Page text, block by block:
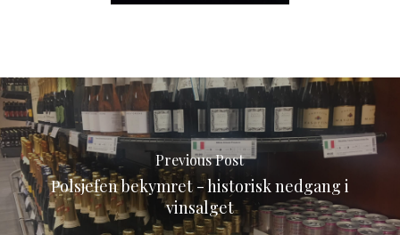
Previous Post
Polsjefen bekymret - historisk nedgang i
vinsalget